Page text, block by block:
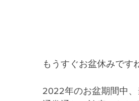
もうすぐお盆休みです
2022年のお盆期間中